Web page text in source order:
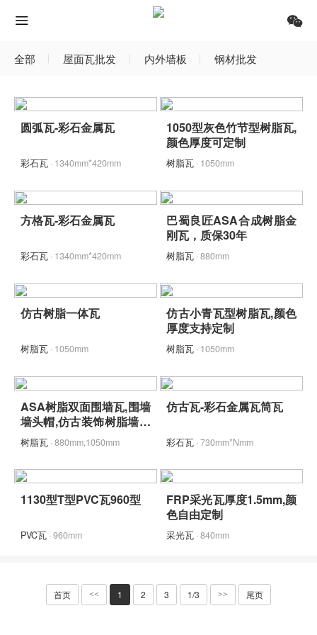
全部 屋面瓦批发 内外墙板 钢材批发
圆弧瓦-彩石金属瓦
彩石瓦· 1340mm*420mm
1050型灰色竹节型树脂瓦,
颜色厚度可定制
树脂瓦 · 1050mm
方格瓦-彩石金属瓦
彩石瓦· 1340mm*420mm
巴蜀良匠ASA合成树脂金
刚瓦，质保30年
树脂瓦 · 880mm
仿古树脂一体瓦
树脂瓦· 1050mm
仿古小青瓦型树脂瓦,颜色
厚度支持定制
树脂瓦 · 1050mm
ASA树脂双面围墙瓦,围墙
墙头帽,仿古装饰树脂墙头
瓦
树脂瓦· 880mm,1050mm
仿古瓦-彩石金属瓦筒瓦
彩石瓦 · 730mm*Nmm
1130型T型PVC瓦960型
PVC瓦· 960mm
FRP采光瓦厚度1.5mm,颜
色自由定制
采光瓦 · 840mm
首页 << 1 2 3 1/3 >> 尾页